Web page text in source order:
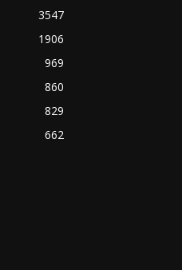
3547
1906
969
860
829
662